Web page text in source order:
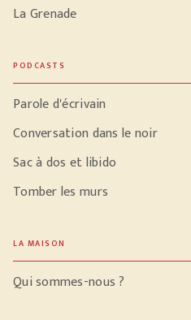
La Grenade
PODCASTS
Parole d'écrivain
Conversation dans le noir
Sac à dos et libido
Tomber les murs
LA MAISON
Qui sommes-nous ?